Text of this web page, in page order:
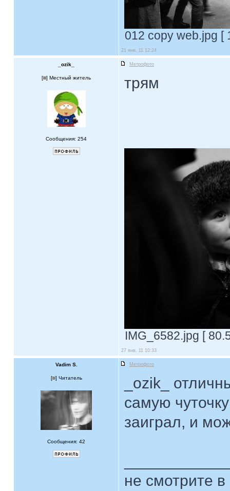
012 copy web.jpg [
21 янв, 11 12:24
_ozik_ Метрофото
[ ] Местный житель
Сообщения: 254
трям
IMG_6582.jpg [
27 янв, 11 10:33
Vadim S. Метрофото
[ ] Читатель
Сообщения: 42
_ozik_
самую
заиграл, и
не смотрите в